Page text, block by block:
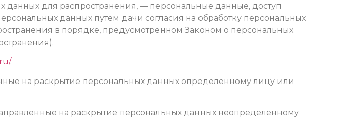
для распространения, — персональные данные, доступ
данных путем дачи согласия на обработку персональных
в порядке, предусмотренном Законом о персональных
.
на раскрытие персональных данных определенному лицу или
на раскрытие персональных данных неопределенному